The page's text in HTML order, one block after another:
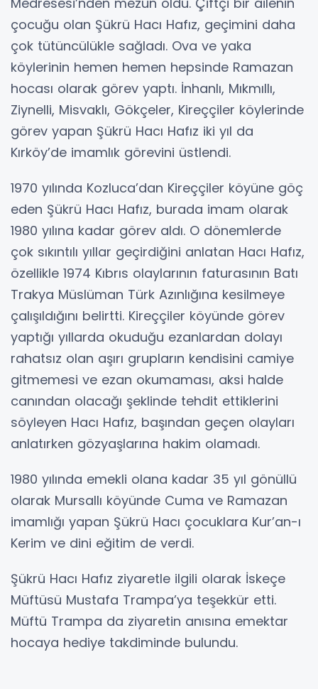
çocuğu olan Şükrü Hacı Hafız, geçimini daha
çok tütüncülükle sağladı. Ova ve yaka
köylerinin hemen hemen hepsinde Ramazan
hocası olarak görev yaptı. İnhanlı, Mıkmıllı,
Ziynelli, Misvaklı, Gökçeler, Kireççiler köylerinde
görev yapan Şükrü Hacı Hafız iki yıl da
Kırköy’de imamlık görevini üstlendi.
1970 yılında Kozluca’dan Kireççiler köyüne göç
eden Şükrü Hacı Hafız, burada imam olarak
1980 yılına kadar görev aldı. O dönemlerde
çok sıkıntılı yıllar geçirdiğini anlatan Hacı Hafız,
özellikle 1974 Kıbrıs olaylarının faturasının Batı
Trakya Müslüman Türk Azınlığına kesilmeye
çalışıldığını belirtti. Kireççiler köyünde görev
yaptığı yıllarda okuduğu ezanlardan dolayı
rahatsız olan aşırı grupların kendisini camiye
gitmemesi ve ezan okumaması, aksi halde
canından olacağı şeklinde tehdit ettiklerini
söyleyen Hacı Hafız, başından geçen olayları
anlatırken gözyaşlarına hakim olamadı.
1980 yılında emekli olana kadar 35 yıl gönüllü
olarak Mursallı köyünde Cuma ve Ramazan
imamlığı yapan Şükrü Hacı çocuklara Kur’an-ı
Kerim ve dini eğitim de verdi.
Şükrü Hacı Hafız ziyaretle ilgili olarak İskeçe
Müftüsü Mustafa Trampa’ya teşekkür etti.
Müftü Trampa da ziyaretin anısına emektar
hocaya hediye takdiminde bulundu.